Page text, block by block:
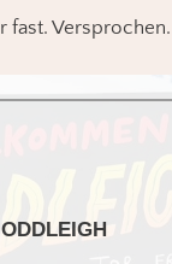
fast. Versprochen.